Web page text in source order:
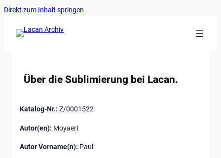
Direkt zum Inhalt springen
Über die Sublimierung bei Lacan.
Katalog-Nr.: Z/0001522
Autor(en): Moyaert
Autor Vorname(n): Paul